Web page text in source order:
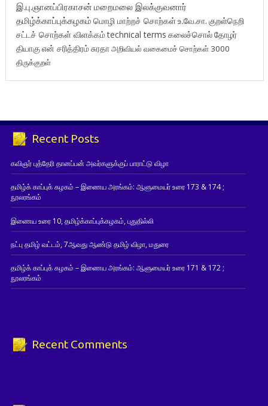
இ.பு.ஞானப்பிரகாசன் மறைமலை இலக்குவனார்
தமிழ்க்காப்புக்கழகம் மொழி மாற்றச் சொற்கள்உ.வே.சா. குறள்நெறி
சட்டச் சொற்கள் விளக்கம்technical terms கலைச்சொல்தோழர்
தியாகுஎன் சரித்திரம்சுரதாஅறிவியல் வகைமைச் சொற்கள் 3000
திருக்குறள்
Recent Posts
கவிஞர் புத்தேரி தானப்பன் அவர்களுக்குப் பாராட்டு விழா
தமிழ்க் காப்புக் கழகம் – இணைய அரங்கம்: ஆளுமையர் உரை 173 & 174 ;
நூலரங்கம்
இணைய உரை 10, தமிழ்க்காப்புக்கழகம், புதுதில்லி
நட்பு தமிழ் வட்டம், 7ஆவது ஆண்டு தமிழ் விழா, மதுரை
தமிழ்க் காப்புக் கழகம் – இணைய அரங்கம்: ஆளுமையர் உரை 171 & 172 ;
நூலரங்கம்
Recent Comments